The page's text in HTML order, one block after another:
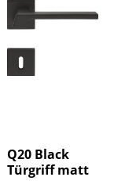
Q20 Black
Türgriff matt